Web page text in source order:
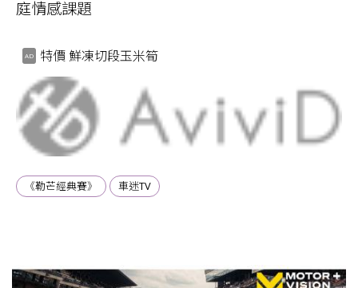
庭情感課題
特價 鮮凍切段玉米筍
《勒芒經典賽》 車迷TV